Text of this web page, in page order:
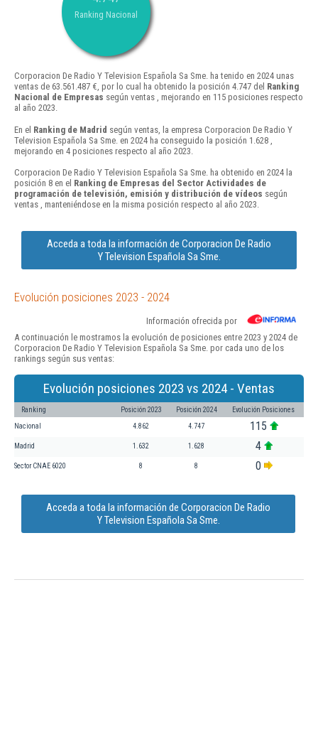
Ranking Nacional
Corporacion De Radio Y Television Española Sa Sme. ha tenido en 2024 unas
ventas de 63.561.487 €, por lo cual ha obtenido la posición 4.747 del Ranking
Nacional de Empresas según ventas , mejorando en 115 posiciones respecto
al año 2023.
En el Ranking de Madrid según ventas, la empresa Corporacion De Radio Y
Television Española Sa Sme. en 2024 ha conseguido la posición 1.628 ,
mejorando en 4 posiciones respecto al año 2023.
Corporacion De Radio Y Television Española Sa Sme. ha obtenido en 2024 la
posición 8 en el Ranking de Empresas del Sector Actividades de
programación de televisión, emisión y distribución de vídeos según
ventas , manteniéndose en la misma posición respecto al año 2023.
Acceda a toda la información de Corporacion De Radio
Y Television Española Sa Sme.
Evolución posiciones 2023 - 2024
Información ofrecida por
A continuación le mostramos la evolución de posiciones entre 2023 y 2024 de
Corporacion De Radio Y Television Española Sa Sme. por cada uno de los
rankings según sus ventas:
Evolución posiciones 2023 vs 2024 - Ventas
Ranking Posición 2023 Posición 2024 Evolución Posiciones
Nacional 4.862 4.747 115
Madrid 1.632 1.628 4
Sector CNAE 6020 8 8 0
Acceda a toda la información de Corporacion De Radio
Y Television Española Sa Sme.